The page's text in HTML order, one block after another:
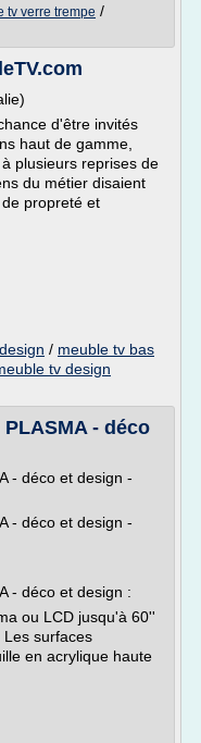
tv verre trempe /
d'être invités
haut de gamme,
plusieurs reprises de
du métier disaient
propreté et
/ meuble tv bas
tv design
PLASMA - déco
- déco et design -
- déco et design -
- déco et design :
ou LCD jusqu'à 60''
surfaces
en acrylique haute